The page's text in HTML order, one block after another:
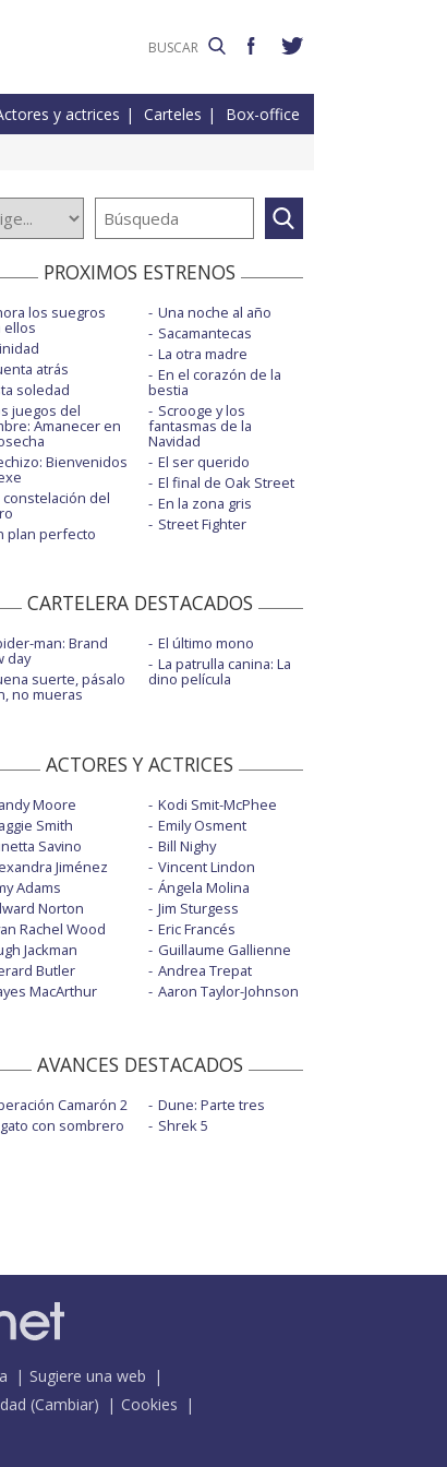
y actrices Carteles Box-office
PROXIMOS ESTRENOS
los suegros
ellos
atrás
soledad
juegos del
Amanecer en
Bienvenidos
constelación del
plan perfecto
Una noche al año
Sacamantecas
La otra madre
En el corazón de la
bestia
Scrooge y los
fantasmas de la
Navidad
El ser querido
El final de Oak Street
En la zona gris
Street Fighter
CARTELERA DESTACADOS
man: Brand
day
suerte, pásalo
no mueras
El último mono
La patrulla canina: La
dino película
ACTORES Y ACTRICES
Moore
Smith
Savino
Jiménez
Adams
Norton
Rachel Wood
Jackman
Butler
MacArthur
Kodi Smit-McPhee
Emily Osment
Bill Nighy
Vincent Lindon
Ángela Molina
Jim Sturgess
Eric Francés
Guillaume Gallienne
Andrea Trepat
Aaron Taylor-Johnson
AVANCES DESTACADOS
Camarón 2
con sombrero
Dune: Parte tres
Shrek 5
Sugiere una web
(Cambiar)
Cookies